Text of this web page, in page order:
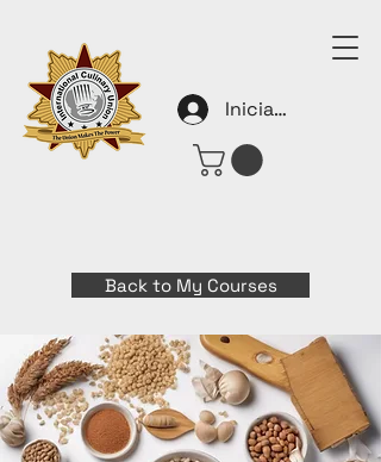
Iniciar sesión
Back to My Courses